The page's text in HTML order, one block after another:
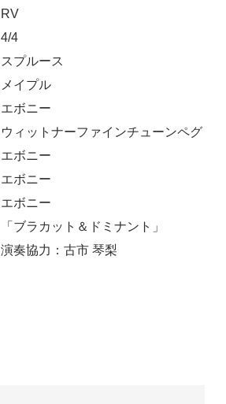
RV
4/4
スプルース
メイプル
エボニー
ウィットナーファインチューンペグ
エボニー
エボニー
エボニー
「ブラカット＆ドミナント」
演奏協力：古市 琴梨